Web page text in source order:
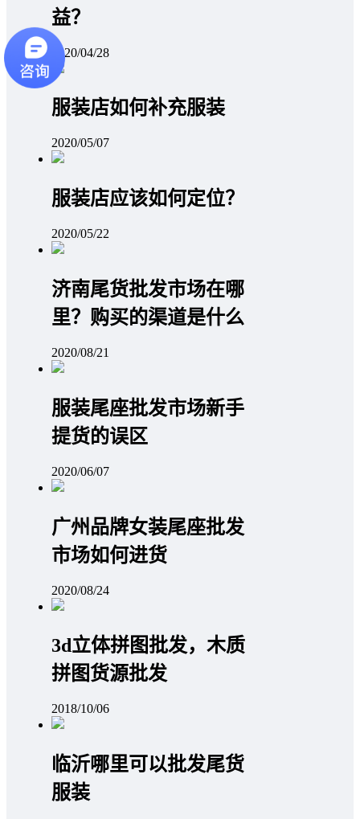
益？
2020/04/28
服装店如何补充服装
2020/05/07
服装店应该如何定位？
2020/05/22
济南尾货批发市场在哪
里？购买的渠道是什么
2020/08/21
服装尾座批发市场新手
提货的误区
2020/06/07
广州品牌女装尾座批发
市场如何进货
2020/08/24
3d立体拼图批发，木质
拼图货源批发
2018/10/06
临沂哪里可以批发尾货
服装